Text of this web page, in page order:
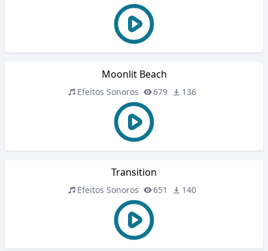
Moonlit Beach
Efeitos Sonoros 679 136
Transition
Efeitos Sonoros 651 140